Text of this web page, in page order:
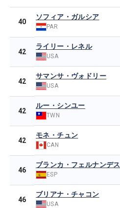
40
ソフィア・ガルシア
PAR
42
ライリー・レネル
USA
42
サマンサ・ヴォドリー
USA
42
ルー・シンユー
TWN
42
モネ・チュン
CAN
46
ブランカ・フェルナンデス
ESP
46
ブリアナ・チャコン
USA